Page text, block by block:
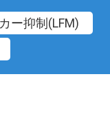
ー抑制(LFM)